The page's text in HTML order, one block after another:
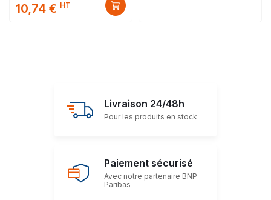
10,74 € HT
Livraison 24/48h
Pour les produits en stock
Paiement sécurisé
Avec notre partenaire BNP
Paribas